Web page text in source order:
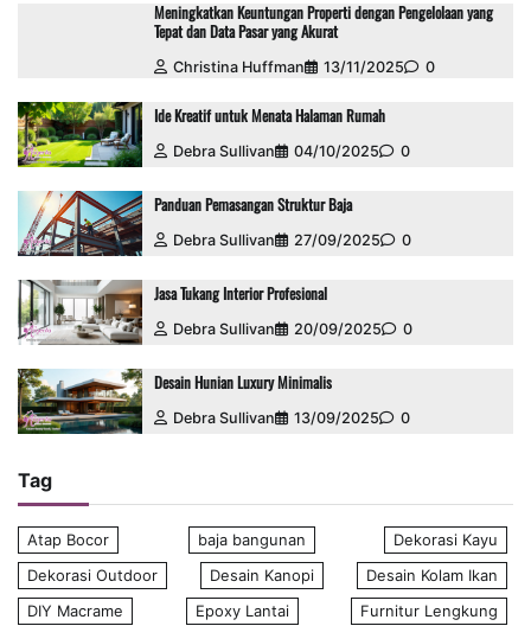
Meningkatkan Keuntungan Properti dengan Pengelolaan yang
Tepat dan Data Pasar yang Akurat
Christina Huffman 13/11/2025 0
Ide Kreatif untuk Menata Halaman Rumah
Debra Sullivan 04/10/2025 0
Panduan Pemasangan Struktur Baja
Debra Sullivan 27/09/2025 0
Jasa Tukang Interior Profesional
Debra Sullivan 20/09/2025 0
Desain Hunian Luxury Minimalis
Debra Sullivan 13/09/2025 0
Tag
Atap Bocor baja bangunan
Dekorasi Kayu
Dekorasi Outdoor
Desain Kanopi
Desain Kolam Ikan
DIY Macrame
Epoxy Lantai
Furnitur Lengkung